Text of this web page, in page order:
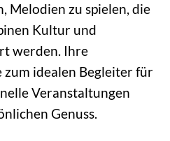
Melodien zu spielen, die
Kultur und
werden. Ihre
idealen Begleiter für
Veranstaltungen
Genuss.